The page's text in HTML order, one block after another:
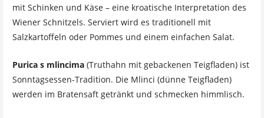
mit Schinken und Käse – eine kroatische Interpretation des
Wiener Schnitzels. Serviert wird es traditionell mit
Salzkartoffeln oder Pommes und einem einfachen Salat.
Purica s mlincima(Truthahn mit gebackenen Teigfladen) ist
Sonntagsessen-Tradition. Die Mlinci (dünne Teigfladen)
werden im Bratensaft getränkt und schmecken himmlisch.